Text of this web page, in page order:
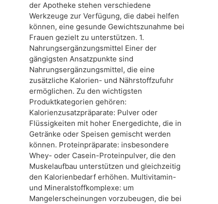
der Apotheke stehen verschiedene
Werkzeuge zur Verfügung, die dabei helfen
können, eine gesunde Gewichtszunahme bei
Frauen gezielt zu unterstützen. 1.
Nahrungsergänzungsmittel Einer der
gängigsten Ansatzpunkte sind
Nahrungsergänzungsmittel, die eine
zusätzliche Kalorien- und Nährstoffzufuhr
ermöglichen. Zu den wichtigsten
Produktkategorien gehören:
Kalorienzusatzpräparate: Pulver oder
Flüssigkeiten mit hoher Energedichte, die in
Getränke oder Speisen gemischt werden
können. Proteinpräparate: insbesondere
Whey- oder Casein-Proteinpulver, die den
Muskelaufbau unterstützen und gleichzeitig
den Kalorienbedarf erhöhen. Multivitamin-
und Mineralstoffkomplexe: um
Mangelerscheinungen vorzubeugen, die bei